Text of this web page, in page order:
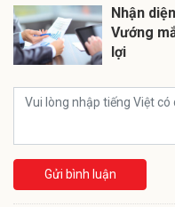
Nhận
Vướng
lợi
Gửi bình luận